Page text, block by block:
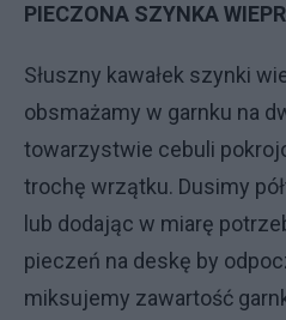
PIECZONA SZYNKA
Słuszny kawałek szynki
obsmażamy w garnku na
towarzystwie cebuli
trochę wrzątku. Dusimy
lub dodając w miarę
pieczeń na deskę by
miksujemy zawartość